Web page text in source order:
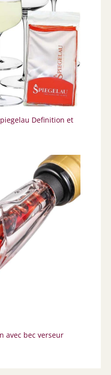
Definition et
avec bec verseur